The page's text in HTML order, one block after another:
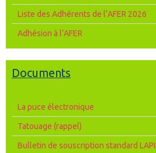
Liste des Adhérents de l’AFER 2026
Adhésion à l’AFER
Documents
La puce électronique
Tatouage (rappel)
Bulletin de souscription standard